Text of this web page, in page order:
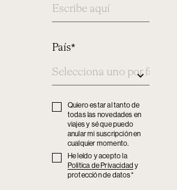
País*
Privacy
policy
Quiero estar al tanto de
todas las novedades en
viajes y sé que puedo
anular mi suscripción en
cualquier momento.
Privacy
policy
He leído y acepto la
Politica de Privacidad y
protección de datos*